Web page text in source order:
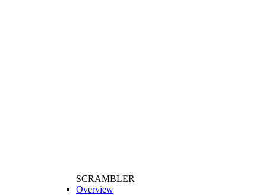
SCRAMBLER
Overview